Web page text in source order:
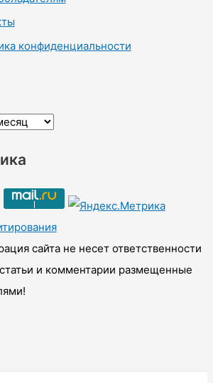
конфиденциальности
сайта не несет ответственности
и комментарии размещенные